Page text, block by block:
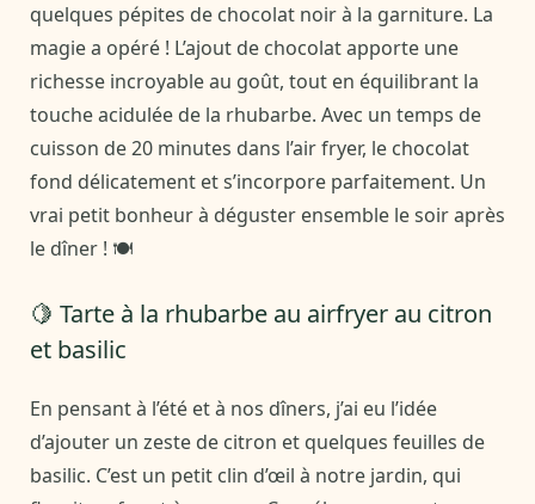
quelques pépites de chocolat noir à la garniture. La
magie a opéré ! L’ajout de chocolat apporte une
richesse incroyable au goût, tout en équilibrant la
touche acidulée de la rhubarbe. Avec un temps de
cuisson de 20 minutes dans l’air fryer, le chocolat
fond délicatement et s’incorpore parfaitement. Un
vrai petit bonheur à déguster ensemble le soir après
le dîner ! 🍽️
🍋 Tarte à la rhubarbe au airfryer au citron
et basilic
En pensant à l’été et à nos dîners, j’ai eu l’idée
d’ajouter un zeste de citron et quelques feuilles de
basilic. C’est un petit clin d’œil à notre jardin, qui